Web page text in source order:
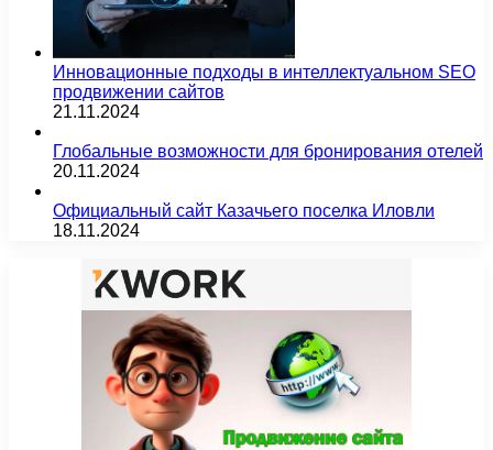
Инновационные подходы в интеллектуальном SEO
продвижении сайтов
21.11.2024
Глобальные возможности для бронирования отелей
20.11.2024
Официальный сайт Казачьего поселка Иловли
18.11.2024